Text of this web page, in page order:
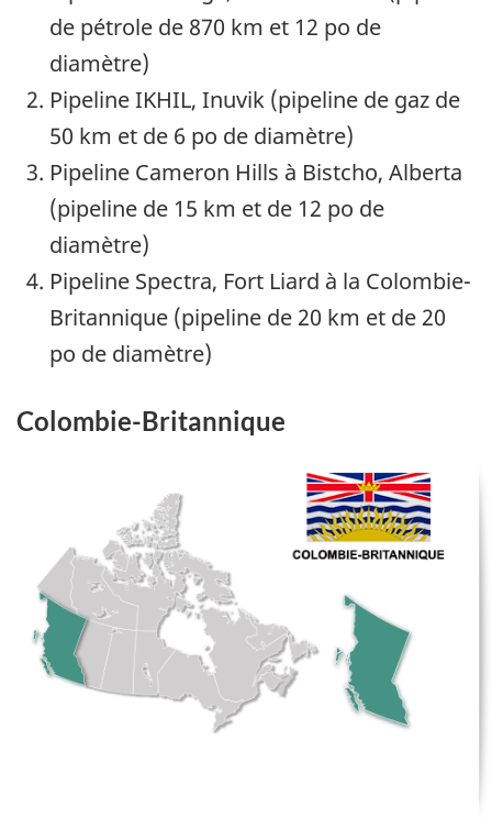
de pétrole de 870 km et 12 po de
diamètre)
Pipeline IKHIL, Inuvik (pipeline de gaz de
50 km et de 6 po de diamètre)
Pipeline Cameron Hills à Bistcho, Alberta
(pipeline de 15 km et de 12 po de
diamètre)
Pipeline Spectra, Fort Liard à la Colombie-
Britannique (pipeline de 20 km et de 20
po de diamètre)
Colombie-Britannique